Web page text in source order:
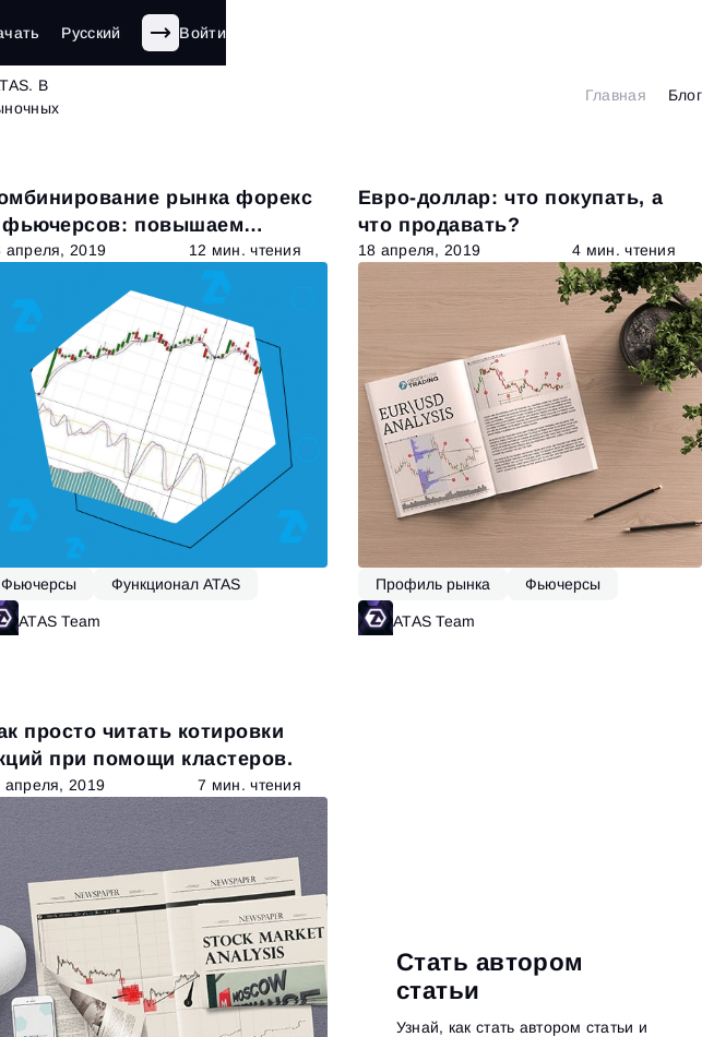
Русский Войти
Главная Блог
В
рынка форекс
фьючерсов: повышаем
апреля, 2019 12 мин. чтения
Фьючерсы Функционал ATAS
ATAS Team
Евро-доллар: что покупать, а
что продавать?
18 апреля, 2019 4 мин. чтения
Профиль рынка
Фьючерсы
Функционал ATAS
ATAS Team
просто читать котировки
при помощи кластеров.
апреля, 2019 7 мин. чтения
Стать автором
статьи
Узнай, как стать автором статьи и